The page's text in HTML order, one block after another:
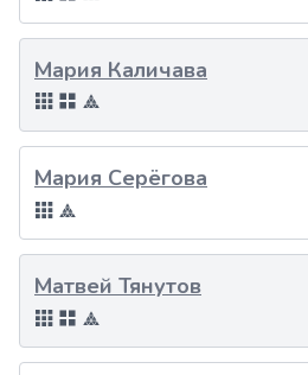
Мария Каличава
Мария Серёгова
Матвей Тянутов